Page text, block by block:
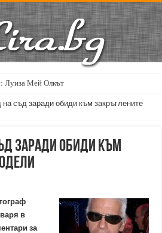
Луиза Мей Олкът
съд заради обиди към закръглените
заради обиди към
в
за